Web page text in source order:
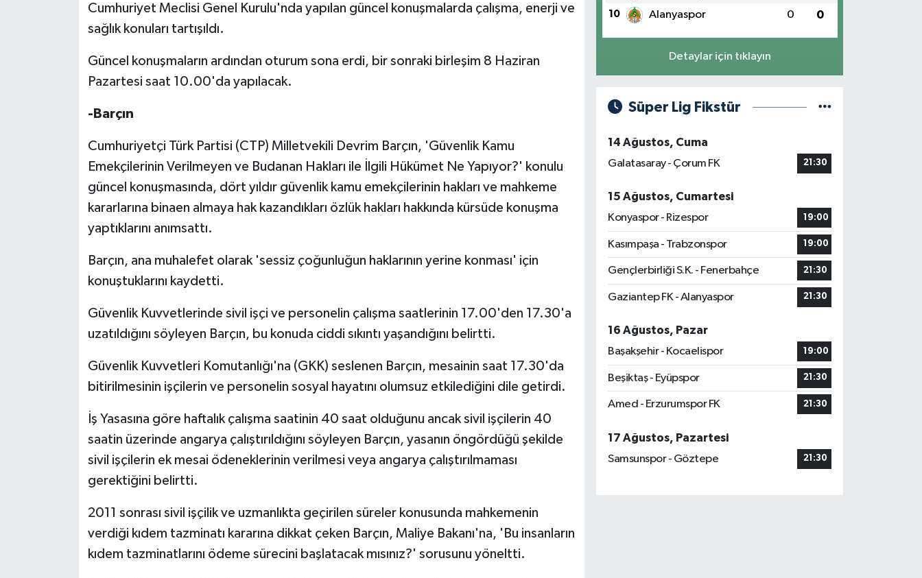
Cumhuriyet Meclisi Genel Kurulu'nda yapılan güncel konuşmalarda çalışma, enerji ve
sağlık konuları tartışıldı.
Güncel konuşmaların ardından oturum sona erdi, bir sonraki birleşim 8 Haziran
Pazartesi saat 10.00'da yapılacak.
-Barçın
Cumhuriyetçi Türk Partisi (CTP) Milletvekili Devrim Barçın, 'Güvenlik Kamu
Emekçilerinin Verilmeyen ve Budanan Hakları ile İlgili Hükümet Ne Yapıyor?' konulu
güncel konuşmasında, dört yıldır güvenlik kamu emekçilerinin hakları ve mahkeme
kararlarına binaen almaya hak kazandıkları özlük hakları hakkında kürsüde konuşma
yaptıklarını anımsattı.
Barçın, ana muhalefet olarak 'sessiz çoğunluğun haklarının yerine konması' için
konuştuklarını kaydetti.
Güvenlik Kuvvetlerinde sivil işçi ve personelin çalışma saatlerinin 17.00'den 17.30'a
uzatıldığını söyleyen Barçın, bu konuda ciddi sıkıntı yaşandığını belirtti.
Güvenlik Kuvvetleri Komutanlığı'na (GKK) seslenen Barçın, mesainin saat 17.30'da
bitirilmesinin işçilerin ve personelin sosyal hayatını olumsuz etkilediğini dile getirdi.
İş Yasasına göre haftalık çalışma saatinin 40 saat olduğunu ancak sivil işçilerin 40
saatin üzerinde angarya çalıştırıldığını söyleyen Barçın, yasanın öngördüğü şekilde
sivil işçilerin ek mesai ödeneklerinin verilmesi veya angarya çalıştırılmaması
gerektiğini belirtti.
2011 sonrası sivil işçilik ve uzmanlıkta geçirilen süreler konusunda mahkemenin
verdiği kıdem tazminatı kararına dikkat çeken Barçın, Maliye Bakanı'na, 'Bu insanların
kıdem tazminatlarını ödeme sürecini başlatacak mısınız?' sorusunu yöneltti.
10 Alanyaspor 0 0
Detaylar için tıklayın
Süper Lig Fikstür
14 Ağustos, Cuma
Galatasaray - Çorum FK
21:30
15 Ağustos, Cumartesi
Konyaspor - Rizespor
19:00
Kasımpaşa - Trabzonspor 19:00
Gençlerbirliği S.K. - Fenerbahçe 21:30
Gaziantep FK - Alanyaspor 21:30
16 Ağustos, Pazar
Başakşehir - Kocaelispor
19:00
Beşiktaş - Eyüpspor 21:30
Amed - Erzurumspor FK 21:30
17 Ağustos, Pazartesi
Samsunspor - Göztepe
21:30
MAGAZİN
Nöbetçi Eczaneler
TEKNOLOJİ